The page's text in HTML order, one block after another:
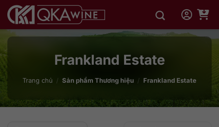
qua
dung
Frankland Estate
Trang chủ / Sản phẩm Thương hiệu / Frankland Estate